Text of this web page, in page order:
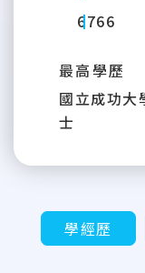
6766
最高學歷
國立成功大
士
學經歷